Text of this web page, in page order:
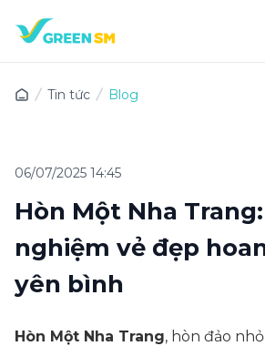
Tin tức Blog
06/07/2025 14:45
Hòn Một Nha
nghiệm vẻ đẹp
yên bình
Hòn Một Nha Trang, hòn đảo